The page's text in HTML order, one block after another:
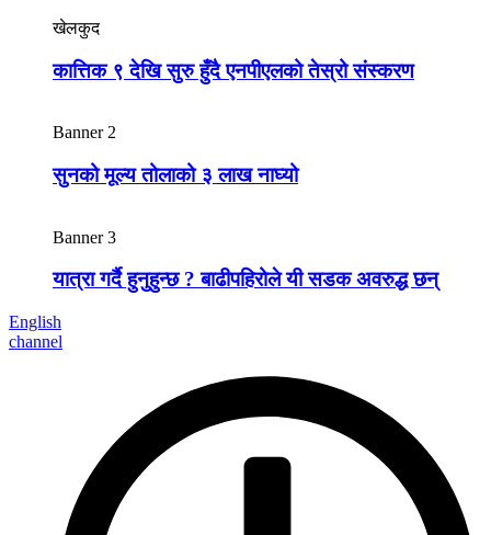
खेलकुद
कात्तिक ९ देखि सुरु हुँदै एनपीएलको तेस्रो संस्करण
Banner 2
सुनको मूल्य तोलाको ३ लाख नाघ्यो
Banner 3
यात्रा गर्दै हुनुहुन्छ ? बाढीपहिरोले यी सडक अवरुद्ध छन्
English
channel